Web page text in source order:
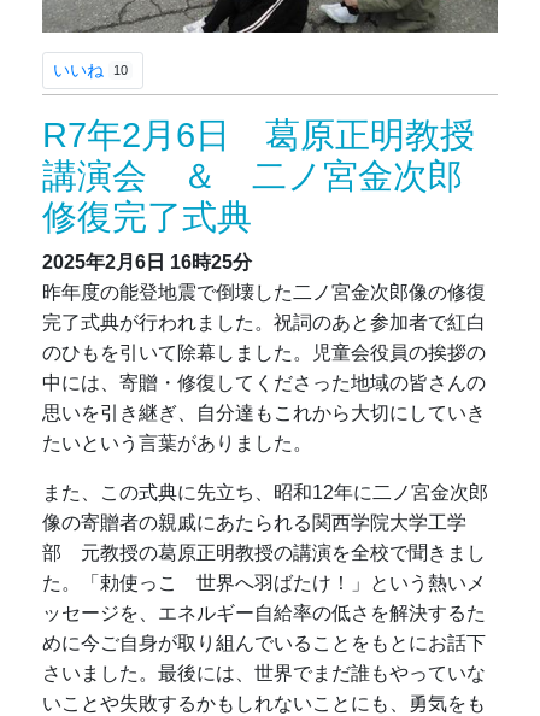
いいね 10
R7年2月6日 葛原正明教授
講演会 ＆ 二ノ宮金次郎
修復完了式典
2025年2月6日 16時25分
昨年度の能登地震で倒壊した二ノ宮金次郎像の修復
完了式典が行われました。祝詞のあと参加者で紅白
のひもを引いて除幕しました。児童会役員の挨拶の
中には、寄贈・修復してくださった地域の皆さんの
思いを引き継ぎ、自分達もこれから大切にしていき
たいという言葉がありました。
また、この式典に先立ち、昭和12年に二ノ宮金次郎
像の寄贈者の親戚にあたられる関西学院大学工学
部 元教授の葛原正明教授の講演を全校で聞きまし
た。「勅使っこ 世界へ羽ばたけ！」という熱いメ
ッセージを、エネルギー自給率の低さを解決するた
めに今ご自身が取り組んでいることをもとにお話下
さいました。最後には、世界でまだ誰もやっていな
いことや失敗するかもしれないことにも、勇気をも